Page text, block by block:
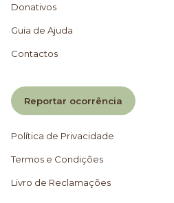
Donativos
Guia de Ajuda
Contactos
Reportar ocorrência
Política de Privacidade
Termos e Condições
Livro de Reclamações